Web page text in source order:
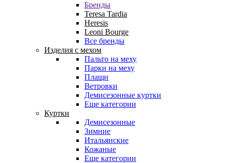
Бренды
Teresa Tardia
Heresis
Leoni Bourge
Все бренды
Изделия с мехом
Пальто на меху
Парки на меху
Плащи
Ветровки
Демисезонные куртки
Еще категории
Куртки
Демисезонные
Зимние
Итальянские
Кожаные
Еще категории